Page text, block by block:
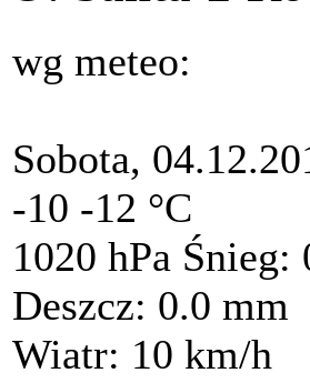
wg meteo:
Sobota,
-10 -12 °C
1020 hPa Śnieg:
Deszcz: 0.0 mm
Wiatr: 10 km/h